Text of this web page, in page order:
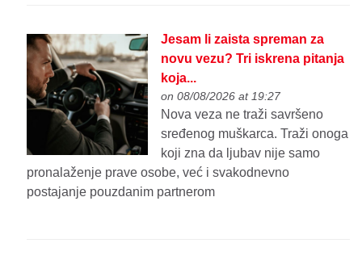
Jesam li zaista spreman za
novu vezu? Tri iskrena pitanja
koja...
on 08/08/2026 at 19:27
Nova veza ne traži savršeno
sređenog muškarca. Traži onoga
koji zna da ljubav nije samo
pronalaženje prave osobe, već i svakodnevno
postajanje pouzdanim partnerom